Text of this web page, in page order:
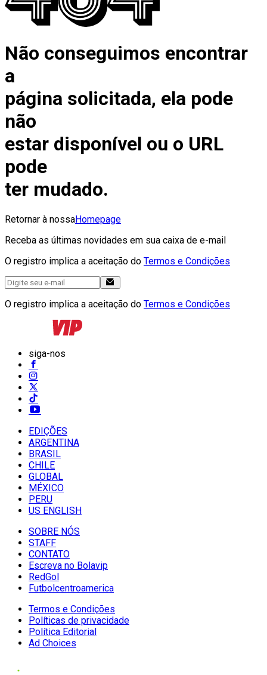
Não conseguimos encontrar
a
página solicitada, ela pode
não
estar disponível ou o URL
pode
ter mudado.
Retornar à nossaHomepage
Receba as últimas novidades em sua caixa de e-mail
O registro implica a aceitação do Termos e Condições
O registro implica a aceitação do Termos e Condições
siga-nos
EDIÇÕES
ARGENTINA
BRASIL
CHILE
GLOBAL
MÉXICO
PERU
US ENGLISH
SOBRE NÓS
STAFF
CONTATO
Escreva no Bolavip
RedGol
Futbolcentroamerica
Termos e Condições
Políticas de privacidade
Política Editorial
Ad Choices